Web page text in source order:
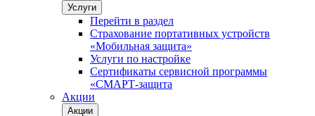
Услуги
Перейти в раздел
Страхование портативных устройств
«Мобильная защита»
Услуги по настройке
Сертификаты сервисной программы
«СМАРТ-защита
Акции
Акции